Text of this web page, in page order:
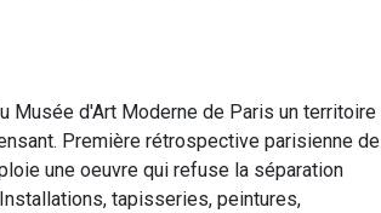
Musée d'Art Moderne de Paris un territoire
Première rétrospective parisienne de
une oeuvre qui refuse la séparation
tapisseries, peintures,